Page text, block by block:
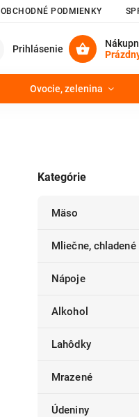
OBCHODNÉ PODMIENKY
Prihlásenie
Ovocie, zelenina
Kategórie
Mäso
Mliečne, chladené
Nápoje
Alkohol
Lahôdky
Mrazené
Údeniny